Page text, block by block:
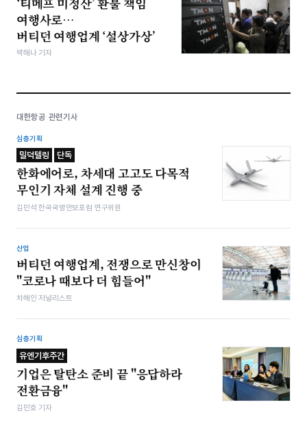
여행사로…
버티던 여행업계 ‘설상가상’
박해나 기자
대한항공 관련기사
심층기획
밀덕텔링 단독
한화에어로, 차세대 고고도 다목적
무인기 자체 설계 진행 중
김민석 한국국방안보포럼 연구위원
산업
버티던 여행업계, 전쟁으로 만신창이
"코로나 때보다 더 힘들어"
차해인 저널리스트
심층기획
유엔기후주간
기업은 탈탄소 준비 끝 "응답하라
전환금융"
김민호 기자